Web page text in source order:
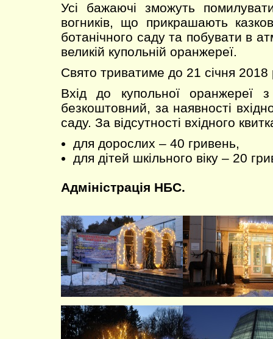
Усі бажаючі зможуть
вогників, що прикрашають
ботанічного саду та побувати в
великій купольній оранжереї.
Свято триватиме до 21 січня 2018
Вхід до купольної
безкоштовний, за наявності
саду. За відсутності вхідного
для дорослих – 40 гривень,
для дітей шкільного віку – 20
Адміністрація НБС.